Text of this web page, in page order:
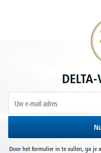
Door het formulier in te vullen, ga je